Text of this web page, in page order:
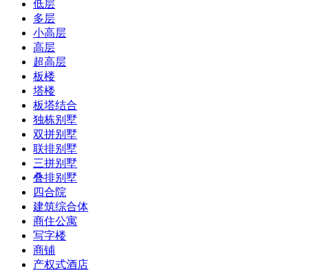
低层
多层
小高层
高层
超高层
板楼
塔楼
板塔结合
独栋别墅
双拼别墅
联排别墅
三拼别墅
叠排别墅
四合院
建筑综合体
商住公寓
写字楼
商铺
产权式酒店